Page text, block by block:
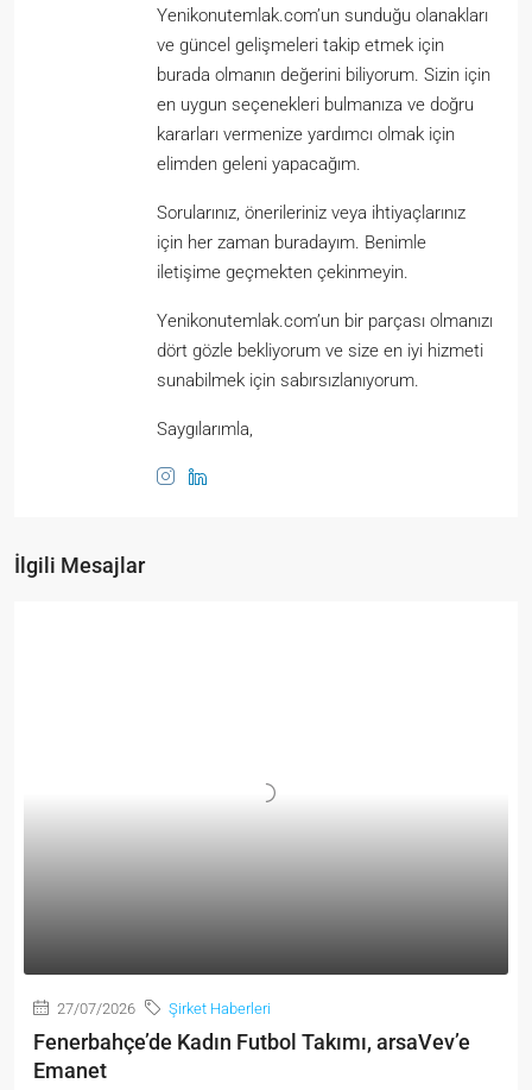
Yenikonutemlak.com’un sunduğu olanakları
ve güncel gelişmeleri takip etmek için
burada olmanın değerini biliyorum. Sizin için
en uygun seçenekleri bulmanıza ve doğru
kararları vermenize yardımcı olmak için
elimden geleni yapacağım.
Sorularınız, önerileriniz veya ihtiyaçlarınız
için her zaman buradayım. Benimle
iletişime geçmekten çekinmeyin.
Yenikonutemlak.com’un bir parçası olmanızı
dört gözle bekliyorum ve size en iyi hizmeti
sunabilmek için sabırsızlanıyorum.
Saygılarımla,
İlgili Mesajlar
27/07/2026 Şirket Haberleri
Fenerbahçe’de Kadın Futbol Takımı, arsaVev’e
Emanet